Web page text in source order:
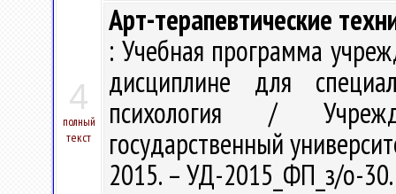
4
полный
текст
Арт-терапевтические
: Учебная программа
дисциплине для
психология /
государственный
2015. – УД-2015_ФП_з/о-